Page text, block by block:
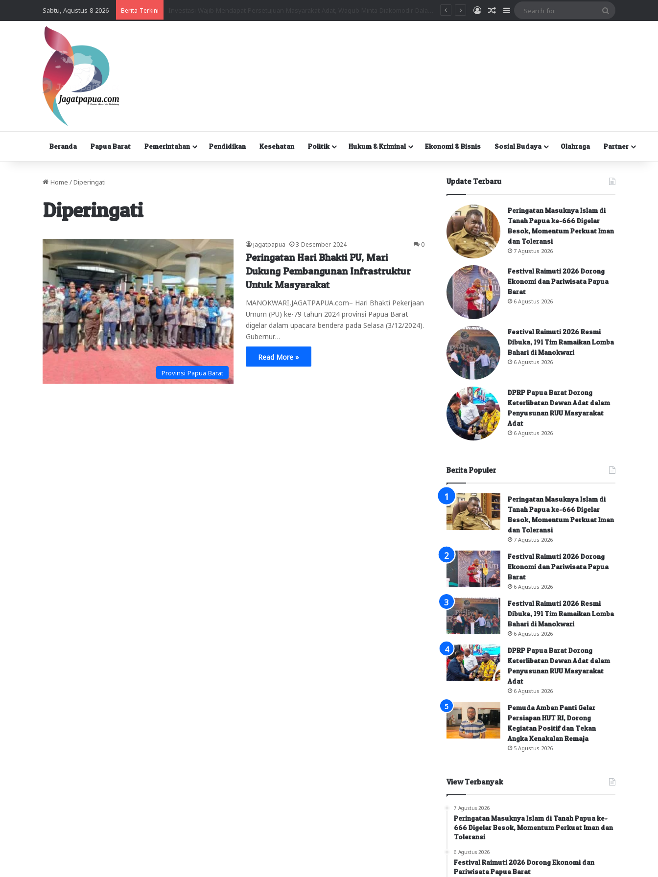
Sabtu, Agustus 8 2026 Berita Terkini MasukRandom Article
Sidebar
Beranda Papua Barat Pemerintahan Pendidikan Kesehatan Politik Hukum & Kriminal Ekonomi & Bisnis Sosial Budaya Olahraga Partner
Home / Diperingati
Diperingati
Provinsi Papua Barat
jagatpapua 3 Desember 2024 0
Peringatan Hari Bhakti PU, Mari
Dukung Pembangunan Infrastruktur
Untuk Masyarakat
MANOKWARI,JAGATPAPUA.com– Hari Bhakti Pekerjaan
Umum (PU) ke-79 tahun 2024 provinsi Papua Barat
digelar dalam upacara bendera pada Selasa (3/12/2024).
Gubernur…
Read More »
Update Terbaru
Peringatan Masuknya Islam di
Tanah Papua ke-666 Digelar
Besok, Momentum Perkuat Iman
dan Toleransi
7 Agustus 2026
Festival Raimuti 2026 Dorong
Ekonomi dan Pariwisata Papua
Barat
6 Agustus 2026
Festival Raimuti 2026 Resmi
Dibuka, 191 Tim Ramaikan Lomba
Bahari di Manokwari
6 Agustus 2026
DPRP Papua Barat Dorong
Keterlibatan Dewan Adat dalam
Penyusunan RUU Masyarakat
Adat
6 Agustus 2026
Berita Populer
Peringatan Masuknya Islam di
Tanah Papua ke-666 Digelar
Besok, Momentum Perkuat Iman
dan Toleransi
7 Agustus 2026
Festival Raimuti 2026 Dorong
Ekonomi dan Pariwisata Papua
Barat
6 Agustus 2026
Festival Raimuti 2026 Resmi
Dibuka, 191 Tim Ramaikan Lomba
Bahari di Manokwari
6 Agustus 2026
DPRP Papua Barat Dorong
Keterlibatan Dewan Adat dalam
Penyusunan RUU Masyarakat
Adat
6 Agustus 2026
Pemuda Amban Panti Gelar
Persiapan HUT RI, Dorong
Kegiatan Positif dan Tekan
Angka Kenakalan Remaja
5 Agustus 2026
View Terbanyak
7 Agustus 2026
Peringatan Masuknya Islam di Tanah Papua ke-
666 Digelar Besok, Momentum Perkuat Iman dan
Toleransi
6 Agustus 2026
Festival Raimuti 2026 Dorong Ekonomi dan
Pariwisata Papua Barat